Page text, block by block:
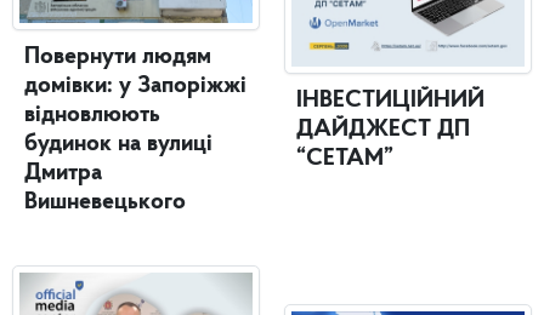
Повернути людям
домівки: у Запоріжжі
відновлюють
будинок на вулиці
Дмитра
Вишневецького
ІНВЕСТИЦІЙНИЙ
ДАЙДЖЕСТ ДП
“СЕТАМ”